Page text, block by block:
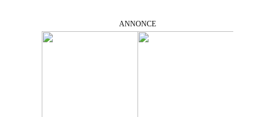
ANNONCE